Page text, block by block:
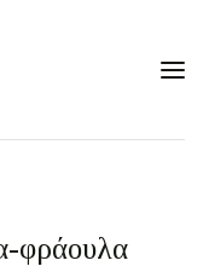
φράουλα